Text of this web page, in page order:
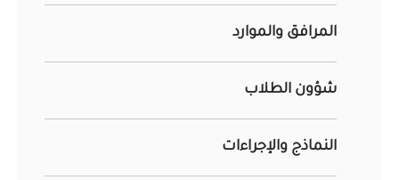
المرافق والموارد
شؤون الطلاب
النماذج والإجراءات